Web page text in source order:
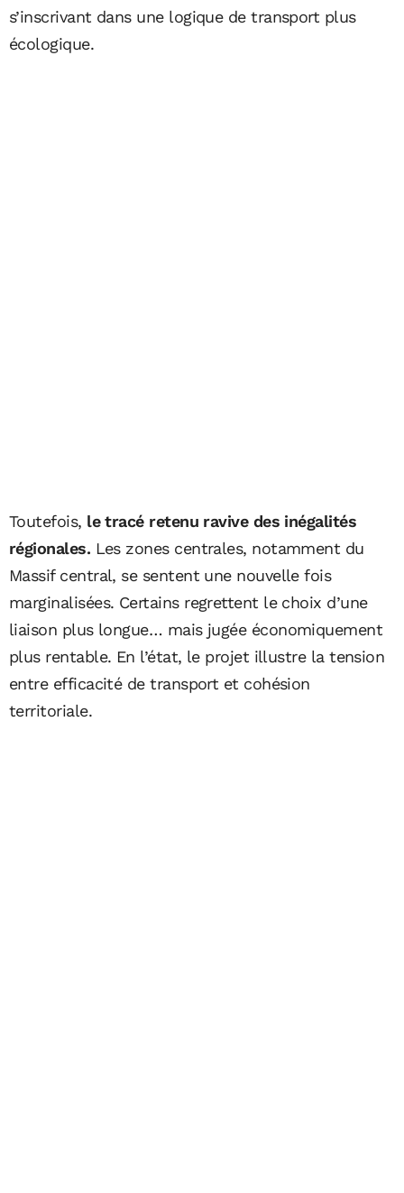
s’inscrivant dans une logique de transport plus
écologique.
Toutefois, le tracé retenu ravive des inégalités
régionales. Les zones centrales, notamment du
Massif central, se sentent une nouvelle fois
marginalisées. Certains regrettent le choix d’une
liaison plus longue… mais jugée économiquement
plus rentable. En l’état, le projet illustre la tension
entre efficacité de transport et cohésion
territoriale.